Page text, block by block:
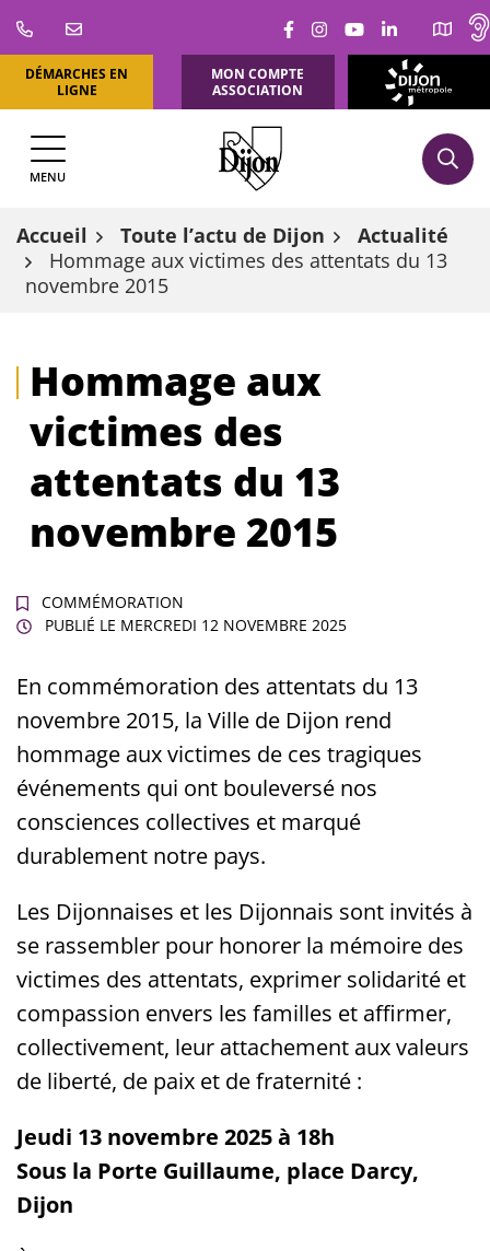
au
contenu
Lien vers le compte
Lien vers le
Lien vers la
Lien vers
DÉMARCHES EN
LIGNE
MON COMPTE
ASSOCIATION
DIJON
MENU
Accueil Toute l’actu de Dijon
Actualité
Hommage aux victimes des attentats du 13
novembre 2015
Hommage aux
victimes des
attentats du 13
novembre 2015
COMMÉMORATION
PUBLIÉ LE MERCREDI 12 NOVEMBRE 2025
En commémoration des attentats du 13
novembre 2015, la Ville de Dijon rend
hommage aux victimes de ces tragiques
événements qui ont bouleversé nos
consciences collectives et marqué
durablement notre pays.
Les Dijonnaises et les Dijonnais sont invités à
se rassembler pour honorer la mémoire des
victimes des attentats, exprimer solidarité et
compassion envers les familles et affirmer,
collectivement, leur attachement aux valeurs
de liberté, de paix et de fraternité :
Jeudi 13 novembre 2025 à 18h
Sous la Porte Guillaume, place Darcy,
Dijon